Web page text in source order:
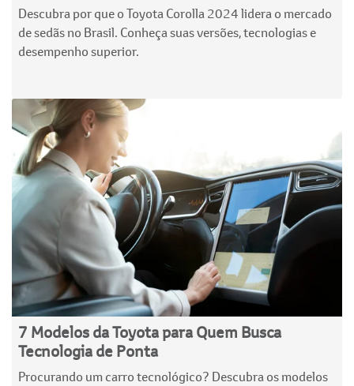
Descubra por que o Toyota Corolla 2024 lidera o mercado
de sedãs no Brasil. Conheça suas versões, tecnologias e
desempenho superior.
7 Modelos da Toyota para Quem Busca
Tecnologia de Ponta
Procurando um carro tecnológico? Descubra os modelos